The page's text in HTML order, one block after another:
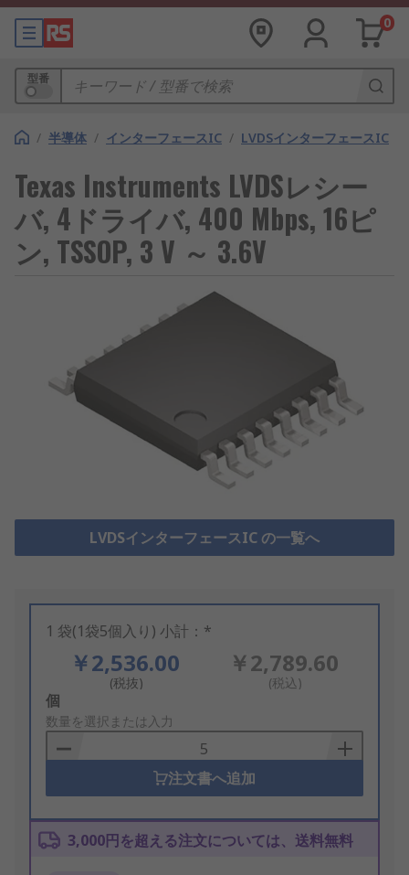
0
型番
/ 半導体 / インターフェースIC / LVDSインターフェースIC
Texas Instruments LVDSレシー
バ, 4ドライバ, 400 Mbps, 16ピ
ン, TSSOP, 3 V ～ 3.6V
LVDSインターフェースIC の一覧へ
1 袋(1袋5個入り) 小計：*
￥2,536.00
(税抜)
￥2,789.60
(税込)
Add
to
Basket
個
数量を選択または入力
注文書へ追加
3,000円を超える注文については、送料無料